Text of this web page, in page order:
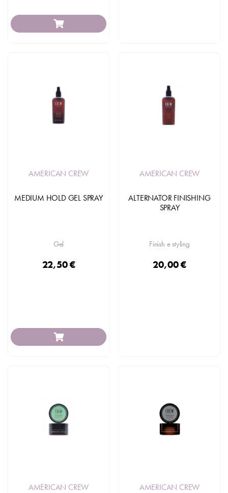
AMERICAN CREW
MEDIUM HOLD GEL SPRAY
Gel
22,50 €
AMERICAN CREW
ALTERNATOR FINISHING
SPRAY
Finish e styling
20,00 €
AMERICAN CREW AMERICAN CREW